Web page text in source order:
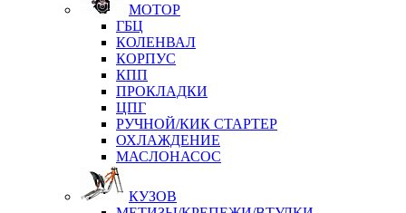
МОТОР
ГБЦ
КОЛЕНВАЛ
КОРПУС
КПП
ПРОКЛАДКИ
ЦПГ
РУЧНОЙ/КИК СТАРТЕР
ОХЛАЖДЕНИЕ
МАСЛОНАСОС
КУЗОВ